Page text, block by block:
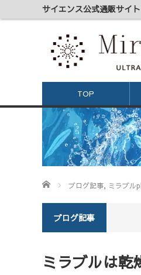
サイエンス公式通販サイ
TOP
ホーム ブログ記事, ミラブル
ブログ記事
ミラブルは